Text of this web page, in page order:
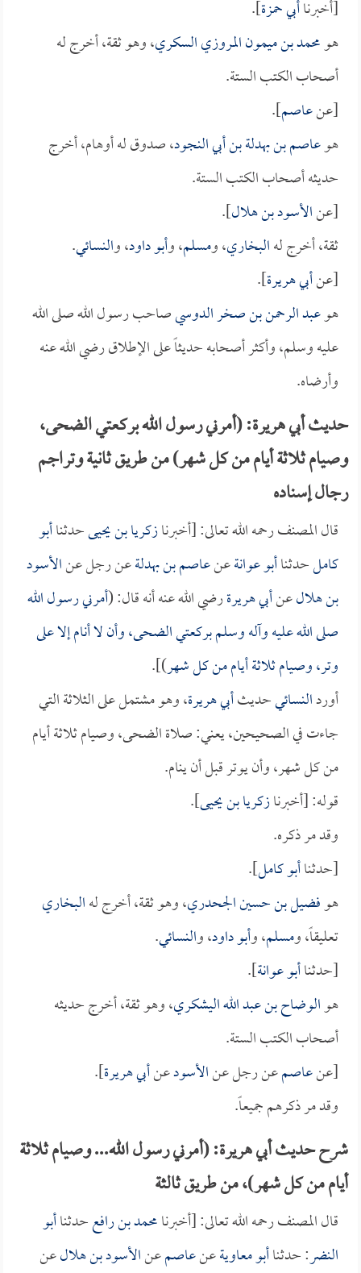
[أخبرناأبي حمزة].
هومحمد بن ميمون المروزي السكري، وهو ثقة، أخرج له
أصحاب الكتب الستة.
[عنعاصم].
هوعاصم بن بهدلة بن أبي النجود، صدوق له أوهام، أخرج
حديثه أصحاب الكتب الستة.
[عنالأسود بن هلال].
ثقة، أخرج لهالبخاري، ومسلم، وأبو داود، والنسائي.
[عنأبي هريرة].
هوعبد الرحمن بن صخر الدوسيصاحب رسول الله صلى الله
عليه وسلم، وأكثر أصحابه حديثاً على الإطلاق رضي الله عنه
وأرضاه.
حديث أبي هريرة: (أمرني رسول الله بركعتي الضحى،
وصيام ثلاثة أيام من كل شهر) من طريق ثانية وتراجم
رجال إسناده
قال المصنف رحمه الله تعالى: [أخبرنازكريا بن يحيىحدثناأبو
كاملحدثناأبو عوانةعنعاصم بن بهدلةعن رجل عنالأسود
بن هلالعنأبي هريرةرضي الله عنه أنه قال: (أمرني رسول الله
صلى الله عليه وآله وسلم بركعتي الضحى، وأن لا أنام إلا على
وتر، وصيام ثلاثة أيام من كل شهر)].
أوردالنسائيحديثأبي هريرة، وهو مشتمل على الثلاثة التي
جاءت في الصحيحين، يعني: صلاة الضحى، وصيام ثلاثة أيام
من كل شهر، وأن يوتر قبل أن ينام.
قوله: [أخبرنازكريا بن يحيى].
وقد مر ذكره.
[حدثناأبو كامل].
هوفضيل بن حسين الجحدري، وهو ثقة، أخرج لهالبخاري
تعليقاً، ومسلم، وأبو داود، والنسائي.
[حدثناأبو عوانة].
هوالوضاح بن عبد الله اليشكري، وهو ثقة، أخرج حديثه
أصحاب الكتب الستة.
[عنعاصمعن رجل عنالأسودعنأبي هريرة].
وقد مر ذكرهم جميعاً.
شرح حديث أبي هريرة: (أمرني رسول الله... وصيام ثلاثة
أيام من كل شهر)، من طريق ثالثة
قال المصنف رحمه الله تعالى: [أخبرنامحمد بن رافعحدثناأبو
النضر: حدثناأبو معاويةعنعاصمعنالأسود بن هلالعن